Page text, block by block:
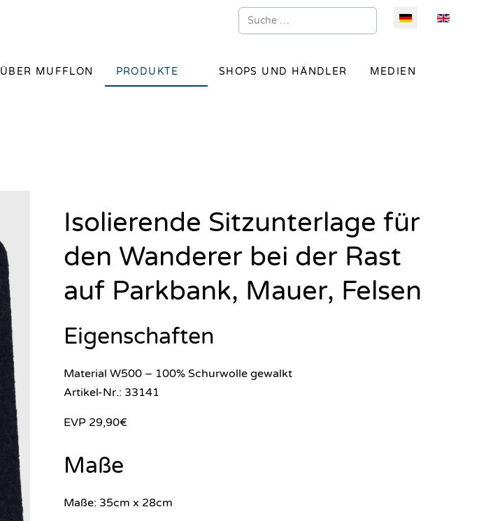
Suchen Sprache auswählen
ÜBER MUFFLON PRODUKTE SHOPS UND HÄNDLER MEDIEN
Isolierende Sitzunterlage für
den Wanderer bei der Rast
auf Parkbank, Mauer, Felsen
Eigenschaften
Material W500 – 100% Schurwolle gewalkt
Artikel-Nr.: 33141
EVP 29,90€
Maße
Maße: 35cm x 28cm